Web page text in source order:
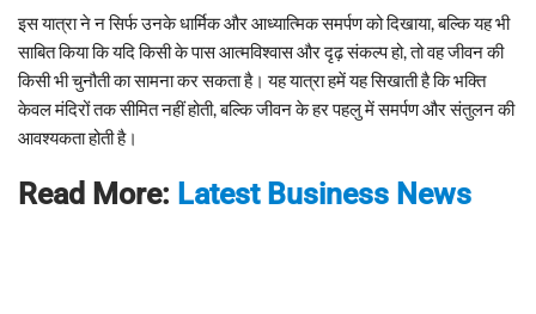
इस यात्रा ने न सिर्फ उनके धार्मिक और आध्यात्मिक समर्पण को दिखाया, बल्कि यह भी
साबित किया कि यदि किसी के पास आत्मविश्वास और दृढ़ संकल्प हो, तो वह जीवन की
किसी भी चुनौती का सामना कर सकता है। यह यात्रा हमें यह सिखाती है कि भक्ति
केवल मंदिरों तक सीमित नहीं होती, बल्कि जीवन के हर पहलु में समर्पण और संतुलन की
आवश्यकता होती है।
Read More: Latest Business News